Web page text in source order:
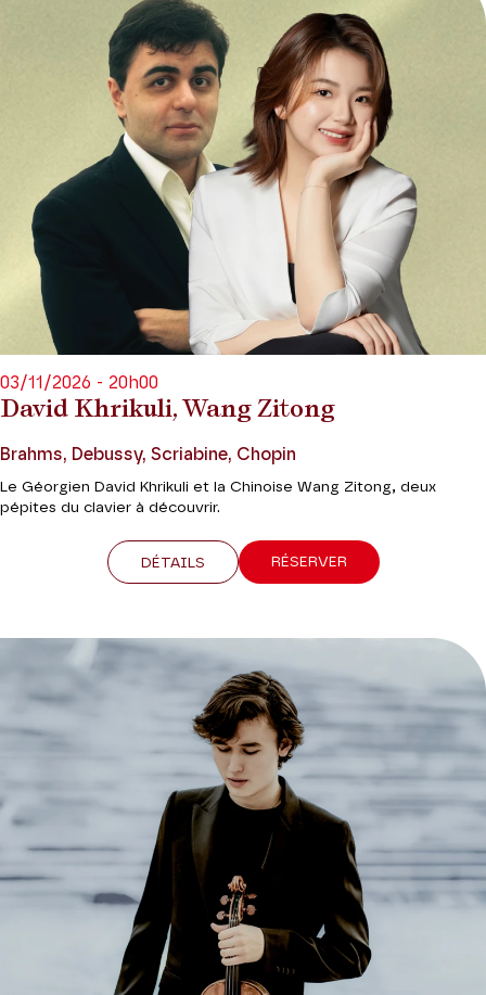
David Khrikuli, Wang Zitong
03/11/2026 - 20h00
Brahms, Debussy, Scriabine, Chopin
Le Géorgien David Khrikuli et la Chinoise Wang Zitong, deux
pépites du clavier à découvrir.
DÉTAILS RÉSERVER